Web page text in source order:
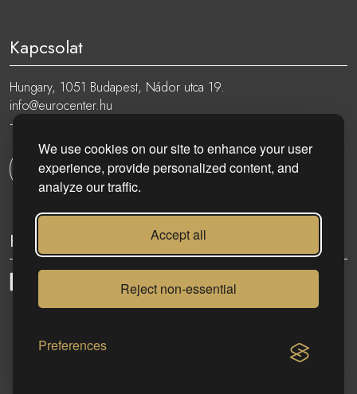
We use cookies on our site to enhance your user
experience, provide personalized content, and
analyze our traffic.
Accept all
Reject non-essential
Preferences
Kapcsolat
Hungary, 1051 Budapest, Nádor utca 19.
info@eurocenter.hu
+36 20 919 0005
Kapcsolatfelvétel
Kövess minket: